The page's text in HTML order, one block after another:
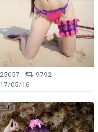
25057
9792
05/16